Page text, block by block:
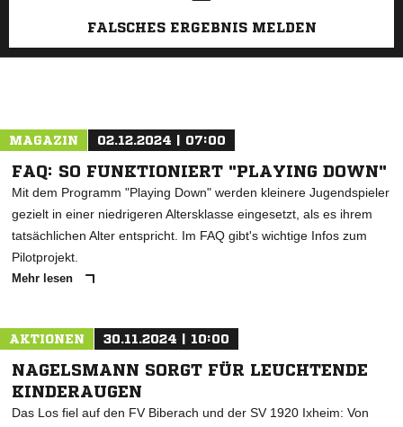
FALSCHES ERGEBNIS MELDEN
MAGAZIN 02.12.2024 | 07:00
FAQ: SO FUNKTIONIERT "PLAYING DOWN"
Mit dem Programm "Playing Down" werden kleinere Jugendspieler
gezielt in einer niedrigeren Altersklasse eingesetzt, als es ihrem
tatsächlichen Alter entspricht. Im FAQ gibt's wichtige Infos zum
Pilotprojekt.
Mehr lesen
AKTIONEN 30.11.2024 | 10:00
NAGELSMANN SORGT FÜR LEUCHTENDE
KINDERAUGEN
Das Los fiel auf den FV Biberach und der SV 1920 Ixheim: Von